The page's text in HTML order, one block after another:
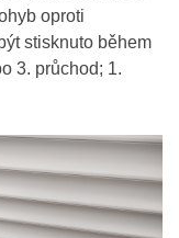
oproti
stisknuto během
3. průchod; 1.